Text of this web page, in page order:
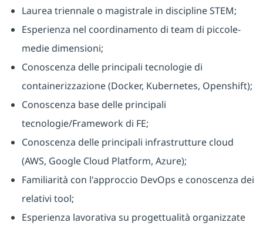
Laurea triennale o magistrale in discipline STEM;
Esperienza nel coordinamento di team di piccole-
medie dimensioni;
Conoscenza delle principali tecnologie di
containerizzazione (Docker, Kubernetes, Openshift);
Conoscenza base delle principali
tecnologie/Framework di FE;
Conoscenza delle principali infrastrutture cloud
(AWS, Google Cloud Platform, Azure);
Familiarità con l'approccio DevOps e conoscenza dei
relativi tool;
Esperienza lavorativa su progettualità organizzate